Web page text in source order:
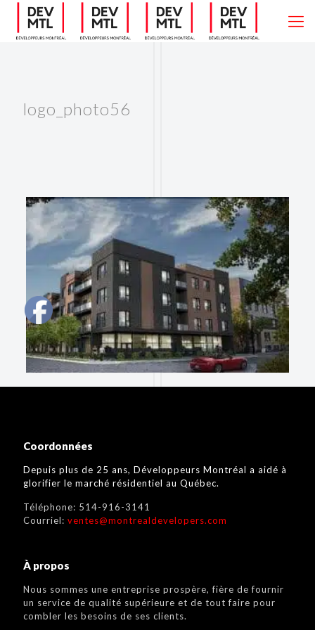
logo_photo56
Coordonnées
Depuis plus de 25 ans, Développeurs Montréal a aidé à
glorifier le marché résidentiel au Québec.
Téléphone: 514-916-3141
Courriel: ventes@montrealdevelopers.com
À propos
Nous sommes une entreprise prospère, fière de fournir
un service de qualité supérieure et de tout faire pour
combler les besoins de ses clients.